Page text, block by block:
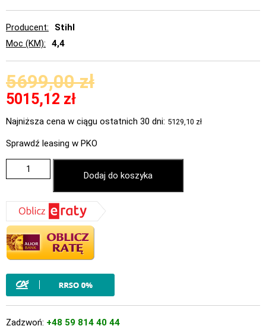
Producent
Stihl
Moc (KM)
4,4
5699,00zł
5015,12 zł
Najniższa cena w ciągu ostatnich 30 dni: 5129,10 zł
Sprawdź leasing w PKO
Dodaj do koszyka
Zadzwoń: +48 59 814 40 44